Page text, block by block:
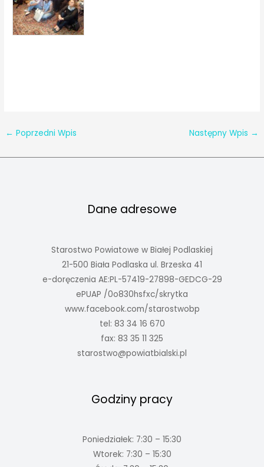
← Poprzedni Wpis Następny Wpis →
Dane adresowe
Starostwo Powiatowe w Białej Podlaskiej
21-500 Biała Podlaska ul. Brzeska 41
e-doręczenia AE:PL-57419-27898-GEDCG-29
ePUAP /0o830hsfxc/skrytka
www.facebook.com/starostwobp
tel: 83 34 16 670
fax: 83 35 11 325
starostwo@powiatbialski.pl
Godziny pracy
Poniedziałek: 7:30 – 15:30
Wtorek: 7:30 – 15:30